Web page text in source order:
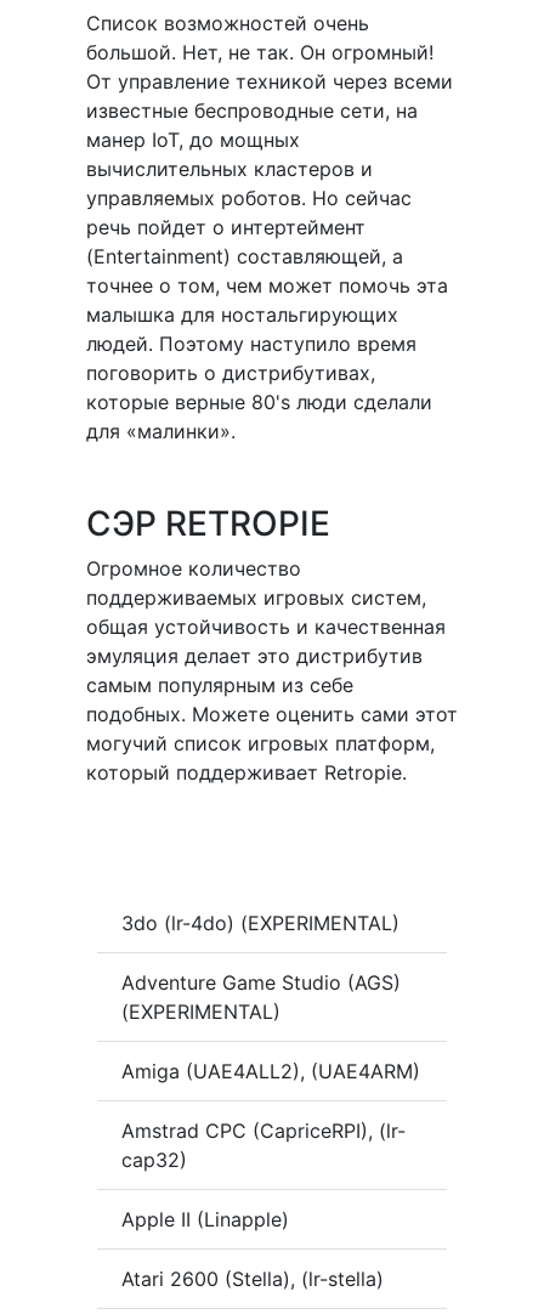
Список возможностей очень
большой. Нет, не так. Он огромный!
От управление техникой через всеми
известные беспроводные сети, на
манер IoT, до мощных
вычислительных кластеров и
управляемых роботов. Но сейчас
речь пойдет о интертеймент
(Entertainment) составляющей, а
точнее о том, чем может помочь эта
малышка для ностальгирующих
людей. Поэтому наступило время
поговорить о дистрибутивах,
которые верные 80's люди сделали
для «малинки».
СЭР RETROPIE
Огромное количество
поддерживаемых игровых систем,
общая устойчивость и качественная
эмуляция делает это дистрибутив
самым популярным из себе
подобных. Можете оценить сами этот
могучий список игровых платформ,
который поддерживает Retropie.
3do (lr-4do) (EXPERIMENTAL)
Adventure Game Studio (AGS)
(EXPERIMENTAL)
Amiga (UAE4ALL2), (UAE4ARM)
Amstrad CPC (CapriceRPI), (lr-
cap32)
Apple II (Linapple)
Atari 2600 (Stella), (lr-stella)